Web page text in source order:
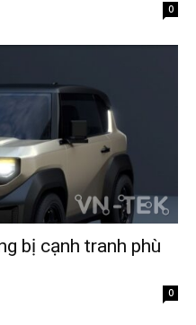
0
bị cạnh tranh phù
0